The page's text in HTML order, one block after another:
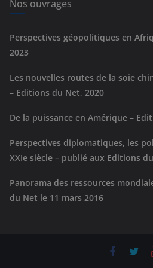
e
s
Nos ouvrages
Perspectives géopolitiques en
2023
Les nouvelles routes de la soie
– Editions du Net, 2020
De la puissance en Amérique –
Perspectives diplomatiques, les
XXIe siècle – publié aux Editions
Panorama des ressources
du Net le 11 mars 2016